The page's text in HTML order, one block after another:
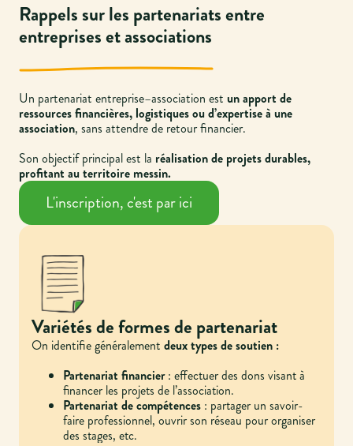
Rappels sur les partenariats entre
entreprises et associations
Un partenariat entreprise–association estun apport de
ressources financières, logistiques ou d’expertise à une
association, sans attendre de retour financier.
Son objectif principal est la réalisation de projets durables,
profitant au territoire messin.
L'inscription, c'est par ici
Variétés de formes de partenariat
On identifie généralementdeux types de soutien :
Partenariat financier: effectuer des dons visant à
financer les projets de l’association.
Partenariat de compétences : partager un savoir-
faire professionnel, ouvrir son réseau pour organiser
des stages, etc.